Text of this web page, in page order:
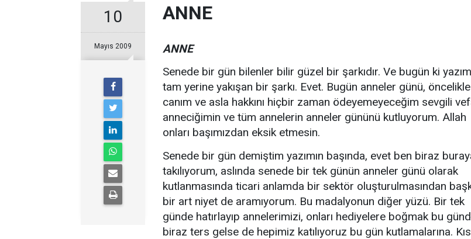
10
Mayıs 2009
ANNE
ANNE
Senede bir gün bilenler bilir güzel bir şarkıdır. Ve bugün ki
tam yerine yakışan bir şarkı. Evet. Bugün anneler günü, öncelikle
canım ve asla hakkını hiçbir zaman ödeyemeyeceğim sevgili
anneciğimin ve tüm annelerin anneler gününü kutluyorum. Allah
onları başımızdan eksik etmesin.
Senede bir gün demiştim yazımın başında, evet ben biraz
takılıyorum, aslında senede bir tek günün anneler günü olarak
kutlanmasında ticari anlamda bir sektör oluşturulmasından
bir art niyet de aramıyorum. Bu madalyonun diğer yüzü. Bir tek
günde hatırlayıp annelerimizi, onları hediyelere boğmak bu
biraz ters gelse de hepimiz katılıyoruz bu gün kutlamalarına.